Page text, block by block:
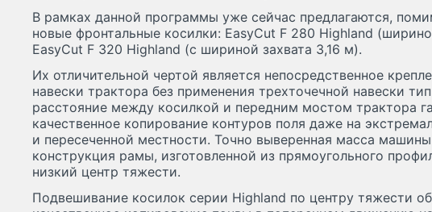
В рамках данной программы уже сейчас предлагаются,
новые фронтальные косилки: EasyCut F 280 Highland
EasyCut F 320 Highland (с шириной захвата 3,16 м).
Их отличительной чертой является непосредственное
навески трактора без применения трехточечной навески
расстояние между косилкой и передним мостом трактора
качественное копирование контуров поля даже на
и пересеченной местности. Точно выверенная масса
конструкция рамы, изготовленной из прямоугольного
низкий центр тяжести.
Подвешивание косилок серии Highland по центру тяжести